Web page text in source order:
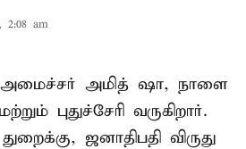
2:08 am
அமித் ஷா, நாளை
புதுச்சேரி வருகிறார்.
ஜனாதிபதி விருது